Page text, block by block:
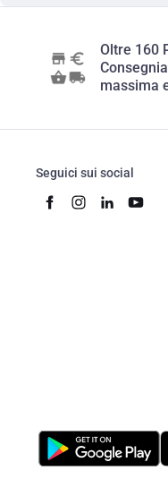
Oltre 160
massima
Seguici sui social